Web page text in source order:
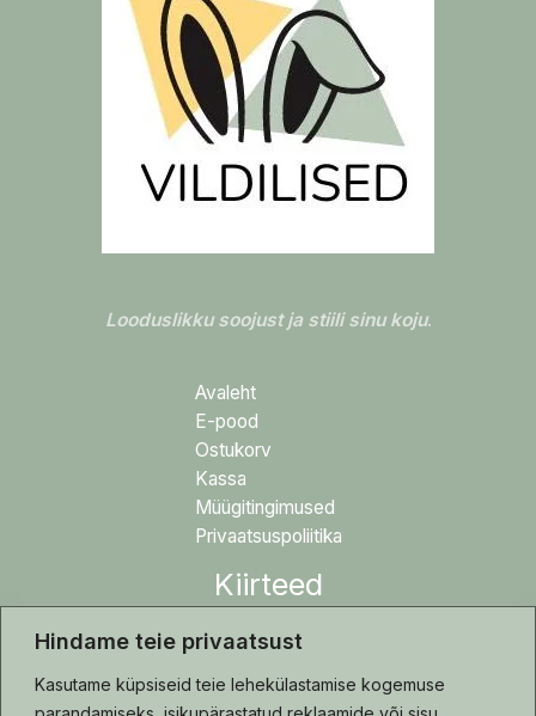
Hindame teie privaatsust
Kasutame küpsiseid teie lehekülastamise kogemuse
Looduslikku soojust ja stiili sinu koju.
Avaleht
E-pood
Ostukorv
Kassa
Müügitingimused
Privaatsuspoliitika
Kiirteed
Blogi